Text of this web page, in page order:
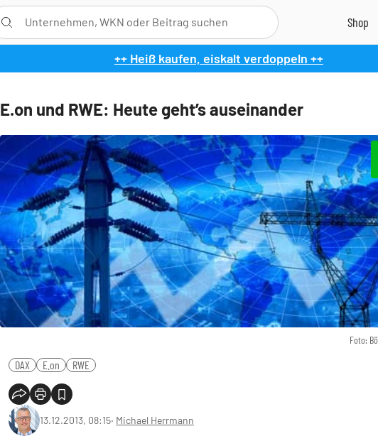
++ Heiß kaufen, eiskalt verdoppeln ++
E.on und RWE: Heute geht’s auseinander
Foto:
DAX E.on RWE
13.12.2013, 08:15‧ Michael Herrmann